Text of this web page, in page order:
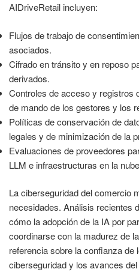
AIDriveRetail incluyen:
Flujos de trabajo de
asociados.
Cifrado en tránsito y en reposo
derivados.
Controles de acceso y registros
de mando de los gestores y los
Políticas de conservación de
legales y de minimización de la
Evaluaciones de proveedores
LLM e infraestructuras en la
La ciberseguridad del comercio
necesidades. Análisis recientes
cómo la adopción de la IA por
coordinarse con la madurez de
referencia sobre la confianza de
ciberseguridad y los avances